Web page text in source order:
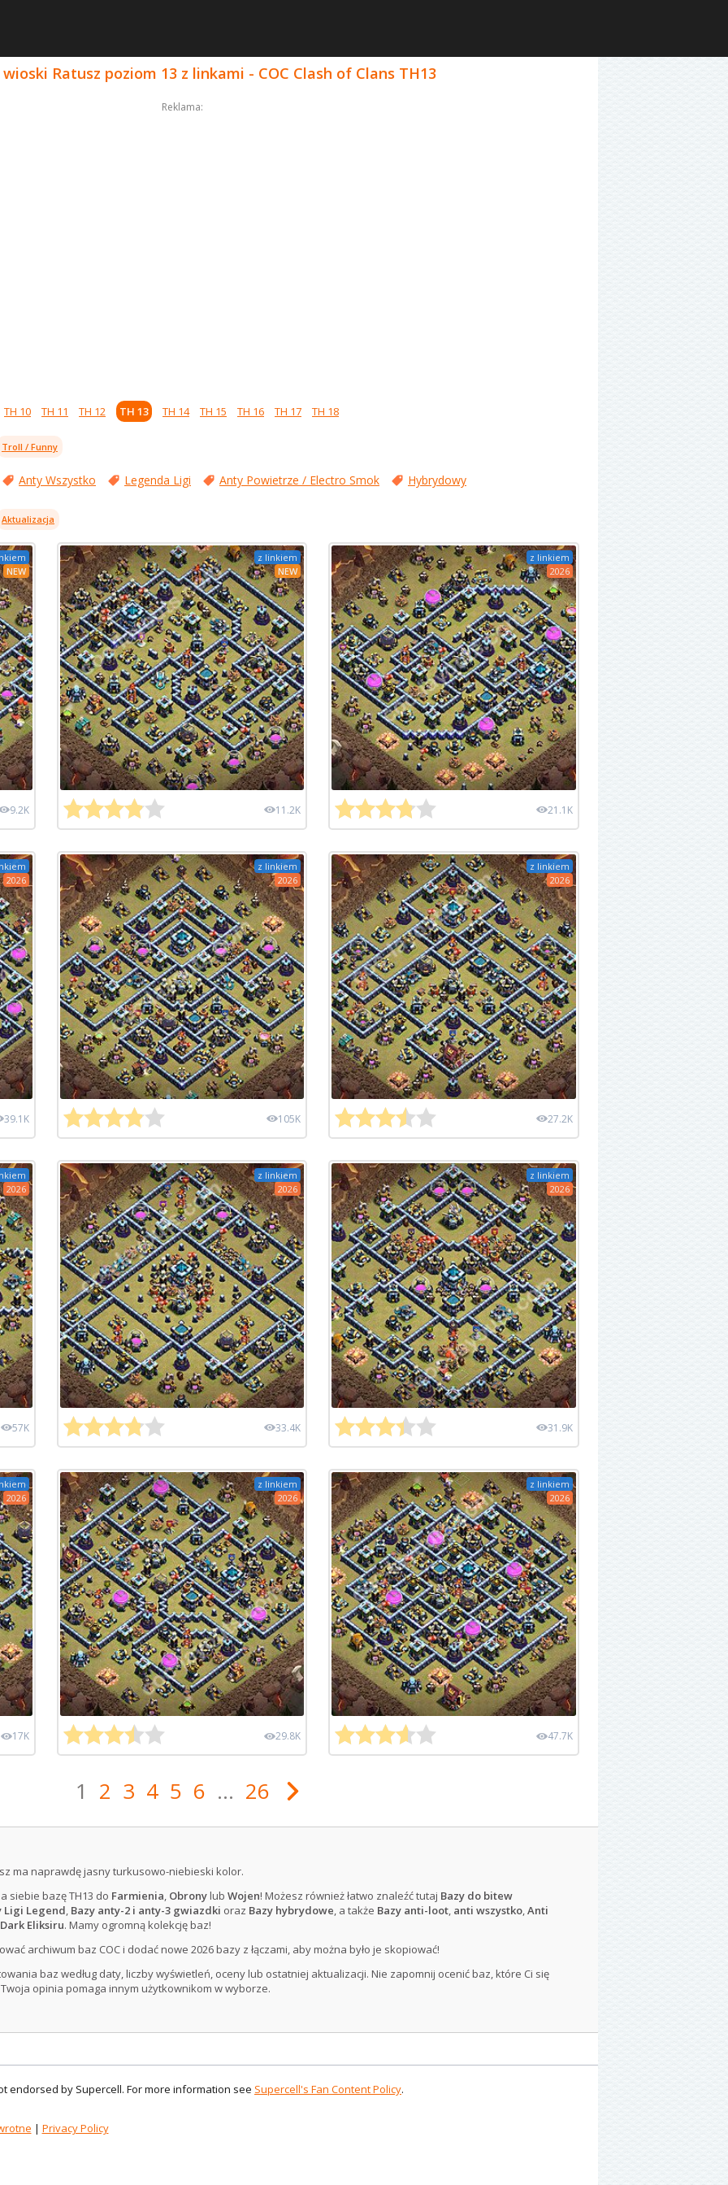
Ratusz poziom 13 z linkami - COC Clash of Clans TH13
Reklama:
TH 10 TH 11 TH 12 TH 13 TH 14 TH 15 TH 16 TH 17 TH 18
Troll / Funny
Anty Wszystko Legenda Ligi Anty Powietrze / Electro Smok Hybrydowy
Aktualizacja
NEW
9.2K
z linkiem
NEW
11.2K
z linkiem
2026
21.1K
2026
39.1K
z linkiem
2026
105K
z linkiem
2026
27.2K
2026
57K
z linkiem
2026
33.4K
z linkiem
2026
31.9K
2026
17K
z linkiem
2026
29.8K
z linkiem
2026
47.7K
1 2 3 4 5 6 ... 26
ma naprawdę jasny turkusowo-niebieski kolor.
siebie bazę TH13 do Farmienia, Obronylub Wojen! Możesz również łatwo znaleźć tutaj Bazy do bitew
Ligi Legend, Bazy anty-2 i anty-3 gwiazdki oraz Bazy hybrydowe, a także Bazy anti-loot, anti wszystko,Anti
Eliksiru. Mamy ogromną kolekcję baz!
archiwum baz COC i dodać nowe 2026 bazy z łączami, aby można było je skopiować!
baz według daty, liczby wyświetleń, oceny lub ostatniej aktualizacji. Nie zapomnij ocenić baz, które Ci się
opinia pomaga innym użytkownikom w wyborze.
endorsed by Supercell. For more information see Supercell's Fan Content Policy.
| Privacy Policy